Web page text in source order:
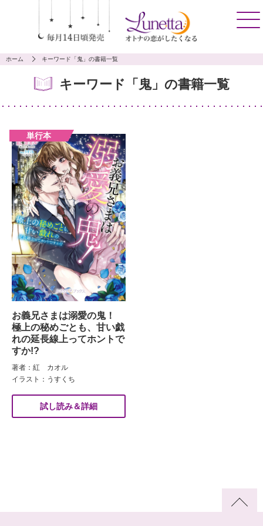
ホーム キーワード「鬼」の書籍一覧
キーワード「鬼」の書籍一覧
お義兄さまは溺愛の鬼！
極上の秘めごとも、甘い戯
れの延長線上ってホントで
すか!?
著者：紅 カオル
イラスト：うすくち
試し読み＆詳細